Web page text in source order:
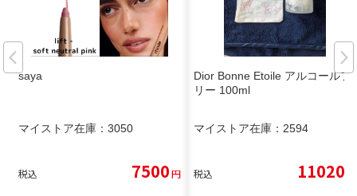
saya
マイストア在庫： 3050
税込 7500円
Dior Bonne Etoile アルコールフ
リー 100ml
マイストア在庫： 2594
税込 11020